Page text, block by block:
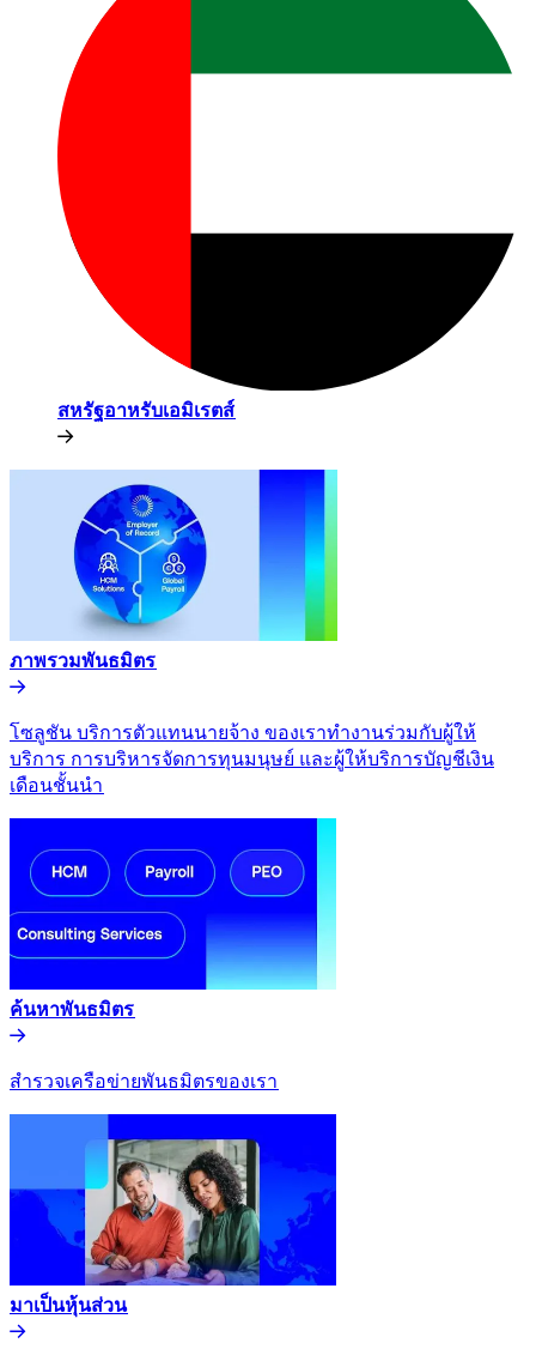
สหรัฐอาหรับเอมิเรตส์​​
ภาพรวมพันธมิตร​​
โซลูชัน บริการตัวแทนนายจ้าง ของเราทำงานร่วมกับผู้ให้
บริการ การบริหารจัดการทุนมนุษย์ และผู้ให้บริการบัญชีเงิน
เดือนชั้นนำ​​
ค้นหาพันธมิตร​​
สำรวจเครือข่ายพันธมิตรของเรา​​
มาเป็นหุ้นส่วน​​